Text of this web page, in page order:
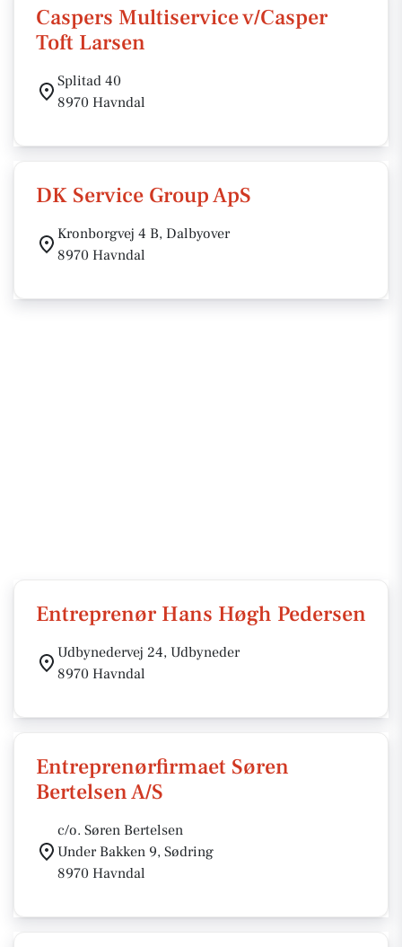
Caspers Multiservice v/Casper
Toft Larsen
Splitad 40
8970 Havndal
DK Service Group ApS
Kronborgvej 4 B, Dalbyover
8970 Havndal
Entreprenør Hans Høgh Pedersen
Udbynedervej 24, Udbyneder
8970 Havndal
Entreprenørfirmaet Søren
Bertelsen A/S
c/o. Søren Bertelsen
Under Bakken 9, Sødring
8970 Havndal